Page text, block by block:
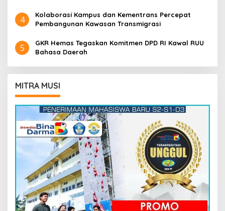
4
Kolaborasi Kampus dan Kementrans Percepat
Pembangunan Kawasan Transmigrasi
5
GKR Hemas Tegaskan Komitmen DPD RI Kawal RUU
Bahasa Daerah
MITRA MUSI